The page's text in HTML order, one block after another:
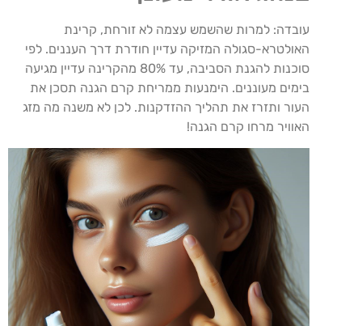
עובדה: למרות שהשמש עצמה לא זורחת, קרינת
האולטרא-סגולה המזיקה עדיין חודרת דרך העננים. לפי
סוכנות להגנת הסביבה, עד 80% מהקרינה עדיין מגיעה
בימים מעוננים. הימנעות ממריחת קרם הגנה תסכן את
העור ותזרז את תהליך ההזדקנות. לכן לא משנה מה מזג
האוויר מרחו קרם הגנה!